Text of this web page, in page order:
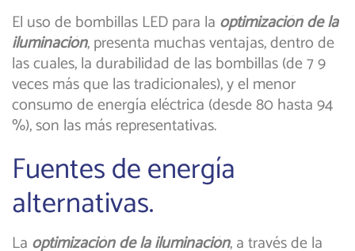
El uso de bombillas LED para la optimización de la
iluminación, presenta muchas ventajas, dentro de
las cuales, la durabilidad de las bombillas (de 7 9
veces más que las tradicionales), y el menor
consumo de energía eléctrica (desde 80 hasta 94
%), son las más representativas.
Fuentes de energía
alternativas.
La optimización de la iluminación, a través de la